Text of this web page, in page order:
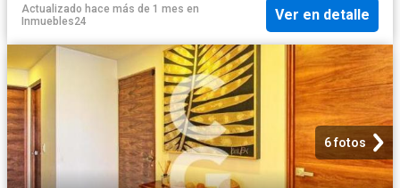
Actualizado hace más de 1 mes en
Inmuebles24
Ver en detalle
6 fotos